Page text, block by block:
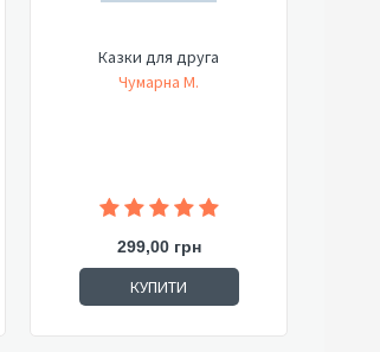
Казки для друга
Чумарна М.
299,00 грн
КУПИТИ